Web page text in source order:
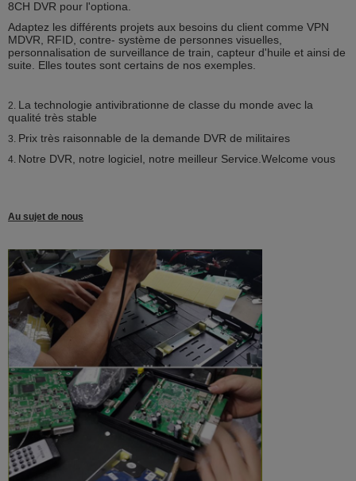
8CH DVR pour l'optiona.
Adaptez les différents projets aux besoins du client comme VPN
MDVR, RFID, contre- système de personnes visuelles,
personnalisation de surveillance de train, capteur d'huile et ainsi de
suite. Elles toutes sont certains de nos exemples.
2. La technologie antivibrationne de classe du monde avec la
qualité très stable
3. Prix très raisonnable de la demande DVR de militaires
4. Notre DVR, notre logiciel, notre meilleur Service.Welcome vous
Au sujet de nous